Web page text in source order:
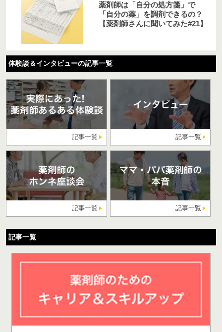
薬剤師は「自分の処方箋」で
「自分の薬」を調剤できるの？
【薬剤師さんに聞いてみた#21】
体験談＆インタビューの記事一覧
記事一覧 記事一覧
記事一覧 記事一覧
記事一覧